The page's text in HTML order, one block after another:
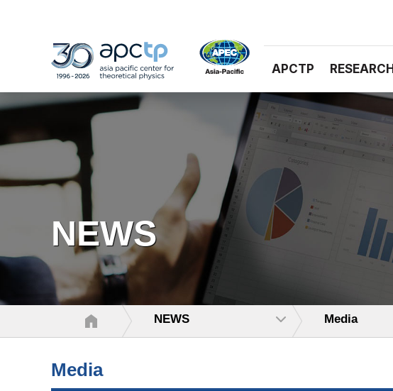
APCTP RESEARCH
NEWS
NEWS Media
Media